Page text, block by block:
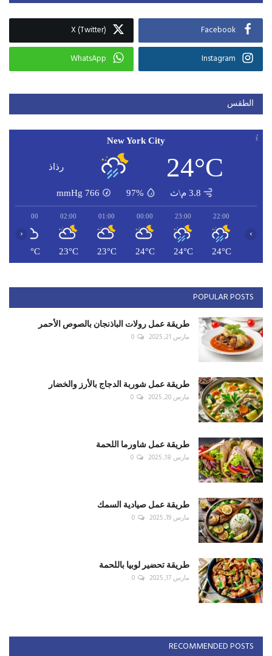
Facebook
X (Twitter)
Instagram
WhatsApp
الطقس
New York City
24°C رذاذ
3.8 م\ث 97%
766
mmHg
22:00
24°C
23:00
24°C
00:00
24°C
01:00
23°C
02:00
23°C
03:00
23°C
‹ ›
POPULAR POSTS
طريقة عمل رولات الباذنجان بالصوص الأحمر
مارس 21, 2025 0
طريقة عمل شوربة الدجاج بالأرز والخضار
مارس 20, 2025 0
طريقة عمل شاورما اللحمة
مارس 18, 2025 0
طريقة عمل صيادية السمك
مارس 19, 2025 0
طريقة تحضير لوبيا باللحمة
مارس 17, 2025 0
RECOMMENDED POSTS